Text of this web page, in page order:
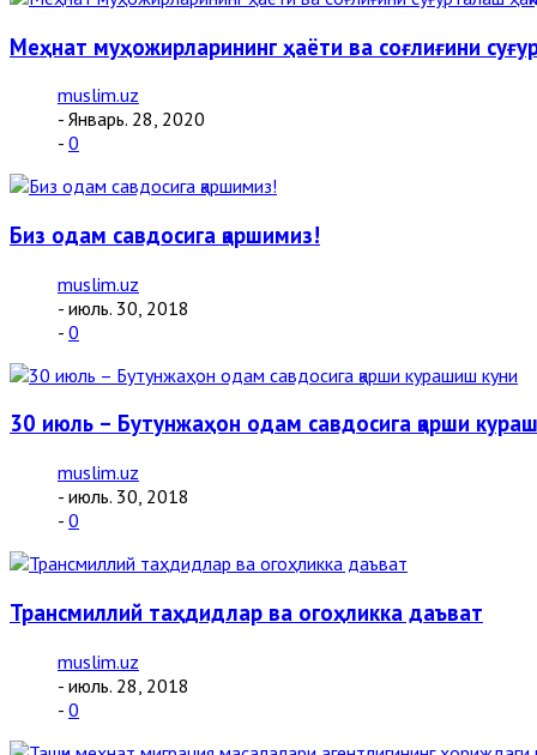
Меҳнат муҳожирларининг ҳаёти ва соғлиғини
muslim.uz
- Январь. 28, 2020
- 0
Биз одам савдосига қаршимиз!
muslim.uz
- июль. 30, 2018
- 0
30 июль – Бутунжаҳон одам савдосига қарши
muslim.uz
- июль. 30, 2018
- 0
Трансмиллий таҳдидлар ва огоҳликка даъват
muslim.uz
- июль. 28, 2018
- 0